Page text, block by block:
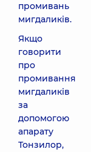
промивань
мигдаликів.
Якщо
говорити
про
промивання
мигдаликів
за
допомогою
апарату
Тонзилор,